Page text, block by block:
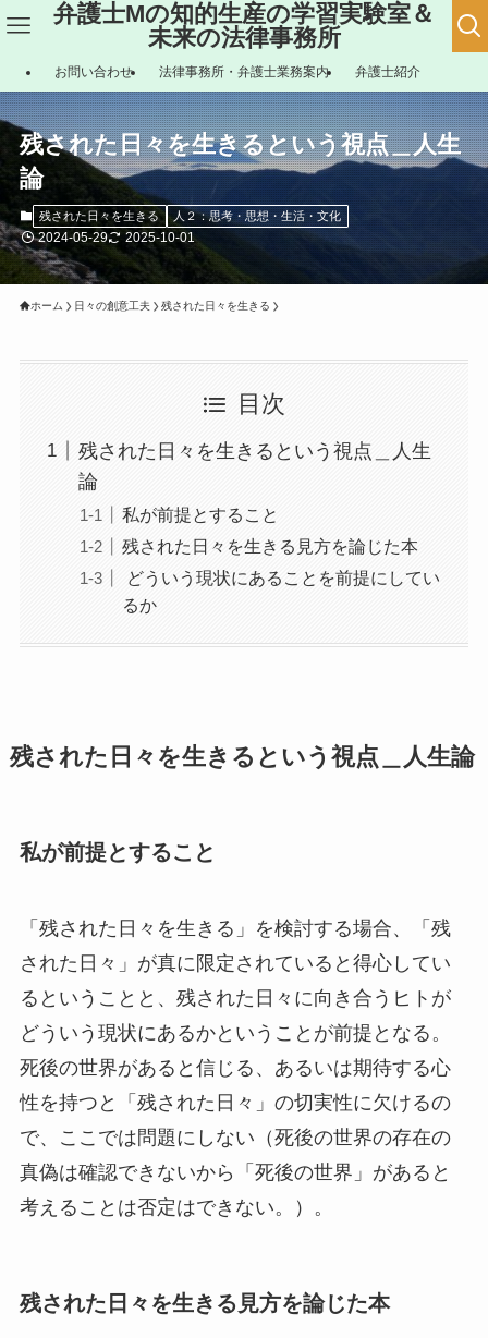
弁護士Mの知的生産の学習実験室＆
未来の法律事務所
お問い合わせ 法律事務所・弁護士業務案内 弁護士紹介
残された日々を生きるという視点＿人生
論
残された日々を生きる 人２：思考・思想・生活・文化
2024-05-29 2025-10-01
ホーム 日々の創意工夫 残された日々を生きる
目次
残された日々を生きるという視点＿人生
論
私が前提とすること
残された日々を生きる見方を論じた本
どういう現状にあることを前提にしてい
るか
残された日々を生きるという視点＿人生論
私が前提とすること
「残された日々を生きる」を検討する場合、「残
された日々」が真に限定されていると得心してい
るということと、残された日々に向き合うヒトが
どういう現状にあるかということが前提となる。
死後の世界があると信じる、あるいは期待する心
性を持つと「残された日々」の切実性に欠けるの
で、ここでは問題にしない（死後の世界の存在の
真偽は確認できないから「死後の世界」があると
考えることは否定はできない。）。
残された日々を生きる見方を論じた本